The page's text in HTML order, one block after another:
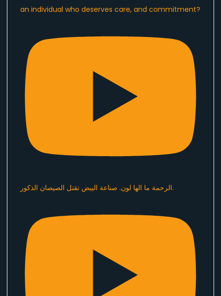
an individual who deserves care, and commitment?
الرحمة ما الها لون. صناعة البيض تقتل الصيصان الذكور.